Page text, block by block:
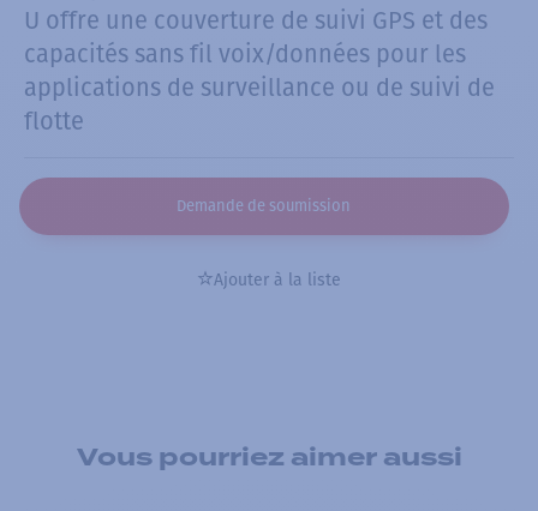
U offre une couverture de suivi GPS et des
capacités sans fil voix/données pour les
applications de surveillance ou de suivi de
flotte
Demande de soumission
Ajouter à la liste
Vous pourriez aimer aussi